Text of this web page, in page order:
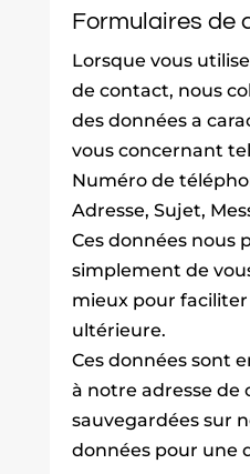
Formulaires de
Lorsque vous
de contact, nous
des données a
vous concernant
Numéro de
Adresse, Sujet,
Ces données nous
simplement de
mieux pour
ultérieure.
Ces données sont
à notre adresse de
sauvegardées sur
données pour une